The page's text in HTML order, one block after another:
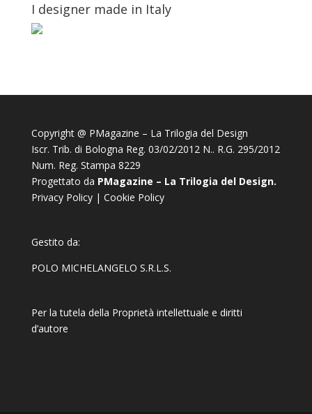
I designer made in Italy
Copyright @ PMagazine – La Trilogia del Design
Iscr. Trib. di Bologna Reg. 03/02/2012 N.. R.G. 295/2012
Num. Reg. Stampa 8229
Progettato da PMagazine – La Trilogia del Design.
Privacy Policy| Cookie Policy
Gestito da:
POLO MICHELANGELO S.R.L.S.
Per la tutela della Proprietà intellettuale e diritti
d’autore